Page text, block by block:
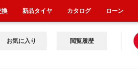
お気に入り 閲覧履歴
換 新品タイヤ カタログ ローン